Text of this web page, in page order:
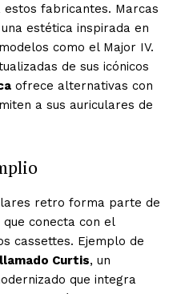
fabricantes. Marcas
estética inspirada en
como el Major IV.
de sus icónicos
ofrece alternativas con
a sus auriculares de
retro forma parte de
conecta con el
cassettes. Ejemplo de
Curtis, un
que integra